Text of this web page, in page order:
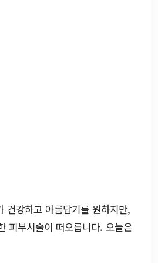
건강하고 아름답기를 원하지만,
피부시술이 떠오릅니다. 오늘은